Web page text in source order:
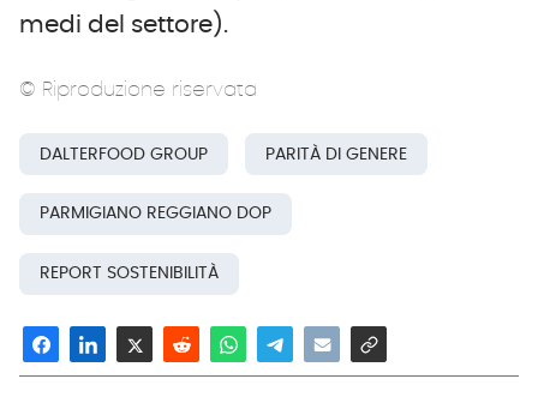
medi del settore).
© Riproduzione riservata
DALTERFOOD GROUP PARITÀ DI GENERE
PARMIGIANO REGGIANO DOP
REPORT SOSTENIBILITÀ